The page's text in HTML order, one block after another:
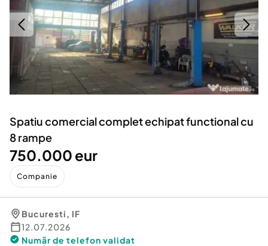
Servicii
Animale de companie
Afaceri și echipamente profesionale
Inchiriere Bunuri si Vehicule
Utilaje agricole si industriale
Piese auto si accesorii
Dacia Duster
Spatiu comercial complet echipat functional cu
8 rampe
750.000 eur
Companie
Bucuresti, IF
12.07.2026
Număr de telefon validat